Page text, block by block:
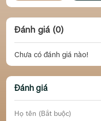
Đánh giá (0)
Chưa có đánh giá nào!
Đánh giá